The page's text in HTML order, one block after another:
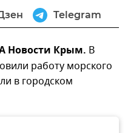
Telegram
Новости Крым. В
работу морского
в городском